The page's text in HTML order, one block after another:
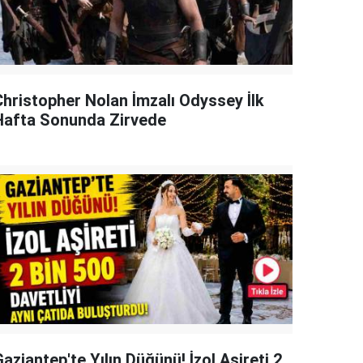
Nolan İmzalı Odyssey İlk
Sonunda Zirvede